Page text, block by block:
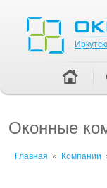
Оконные
Главная » Компании